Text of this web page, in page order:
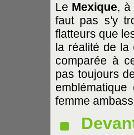
Le Mexique, à
faut pas s'y
flatteurs que
la réalité de
comparée à
pas toujours
emblématique
femme